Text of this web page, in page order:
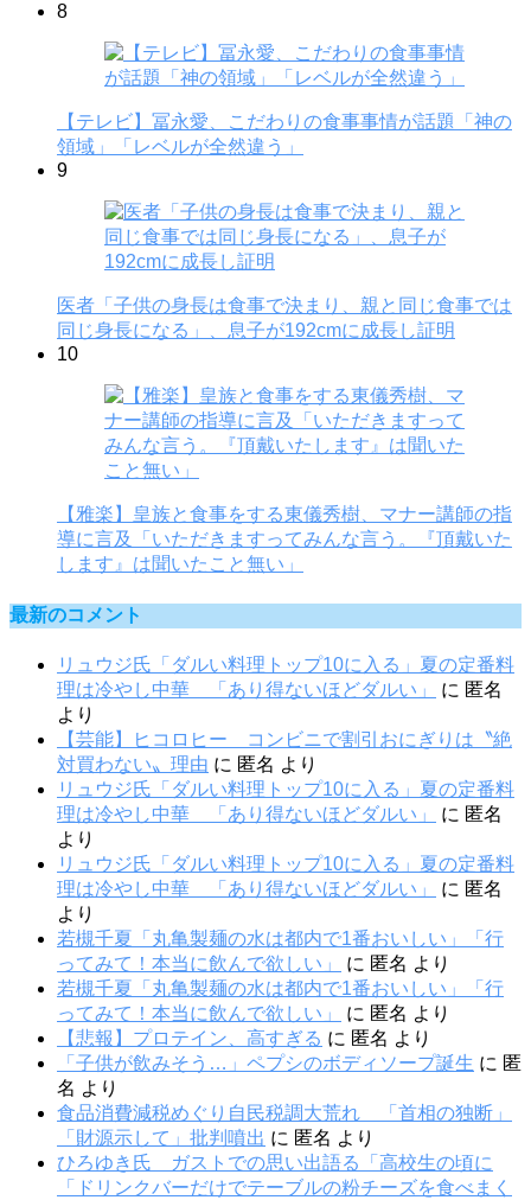
8
【テレビ】冨永愛、こだわりの食事事情が話題「神の
領域」「レベルが全然違う」
9
医者「子供の身長は食事で決まり、親と同じ食事では
同じ身長になる」、息子が192cmに成長し証明
10
【雅楽】皇族と食事をする東儀秀樹、マナー講師の指
導に言及「いただきますってみんな言う。『頂戴いた
します』は聞いたこと無い」
最新のコメント
リュウジ氏「ダルい料理トップ10に入る」夏の定番料
理は冷やし中華 「あり得ないほどダルい」
に 匿名
より
【芸能】ヒコロヒー コンビニで割引おにぎりは〝絶
対買わない〟理由 に 匿名 より
リュウジ氏「ダルい料理トップ10に入る」夏の定番料
理は冷やし中華 「あり得ないほどダルい」
に 匿名
より
リュウジ氏「ダルい料理トップ10に入る」夏の定番料
理は冷やし中華 「あり得ないほどダルい」
に 匿名
より
若槻千夏「丸亀製麺の水は都内で1番おいしい」「行
ってみて！本当に飲んで欲しい」
に 匿名 より
若槻千夏「丸亀製麺の水は都内で1番おいしい」「行
ってみて！本当に飲んで欲しい」
に 匿名 より
【悲報】プロテイン、高すぎる に 匿名 より
「子供が飲みそう…」ペプシのボディソープ誕生 に 匿
名 より
食品消費減税めぐり自民税調大荒れ 「首相の独断」
「財源示して」批判噴出 に 匿名 より
ひろゆき氏 ガストでの思い出語る「高校生の頃に
「ドリンクバーだけでテーブルの粉チーズを食べまく